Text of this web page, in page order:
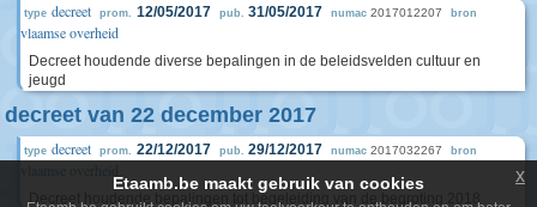
type decreet prom. 12/05/2017 pub. 31/05/2017 numac 2017012207 bron
vlaamse overheid
Decreet houdende diverse bepalingen in de beleidsvelden cultuur en
jeugd
decreet van 22 december 2017
type decreet prom. 22/12/2017 pub. 29/12/2017 numac 2017032267 bron
Decreet houdende bepalingen tot begeleiding van de begroting 2018
Etaamb.be maakt gebruik van cookies x